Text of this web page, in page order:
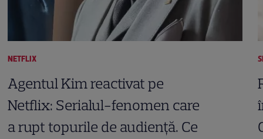
NETFLIX
Agentul Kim reactivat pe
Netflix: Serialul-fenomen care
a rupt topurile de audiență. Ce